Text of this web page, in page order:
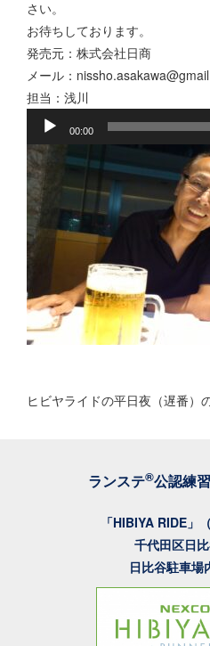
さい。
お待ちしております。
発売元：株式会社日商
メール：
担当：浅川
レ
ー
ヤ
ー
00:00
ヒビヤライドの平日夜（遅番）
ランステ®公認練
「HIBIYA RIDE」
千代田区日
日比谷駐車場